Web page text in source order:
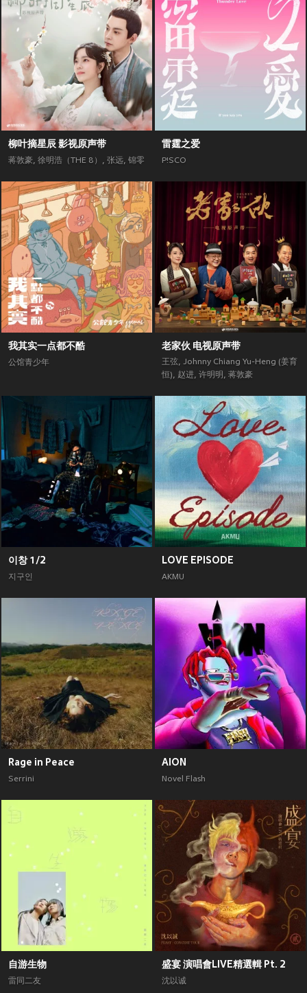
柳叶摘星辰 影视原声带
蒋敦豪, 徐明浩（THE 8） , 张远, 锦零
雷霆之爱
P!SCO
我其实一点都不酷
公馆青少年
老家伙 电视原声带
王弦, Johnny Chiang Yu-Heng (姜育
恒), 赵进, 许明明 , 蒋敦豪
이창 1/2
지구인
LOVE EPISODE
AKMU
Rage in Peace
Serrini
AION
Novel Flash
自游生物
雷同二友
盛宴 演唱會LIVE精選輯 Pt. 2
沈以诚